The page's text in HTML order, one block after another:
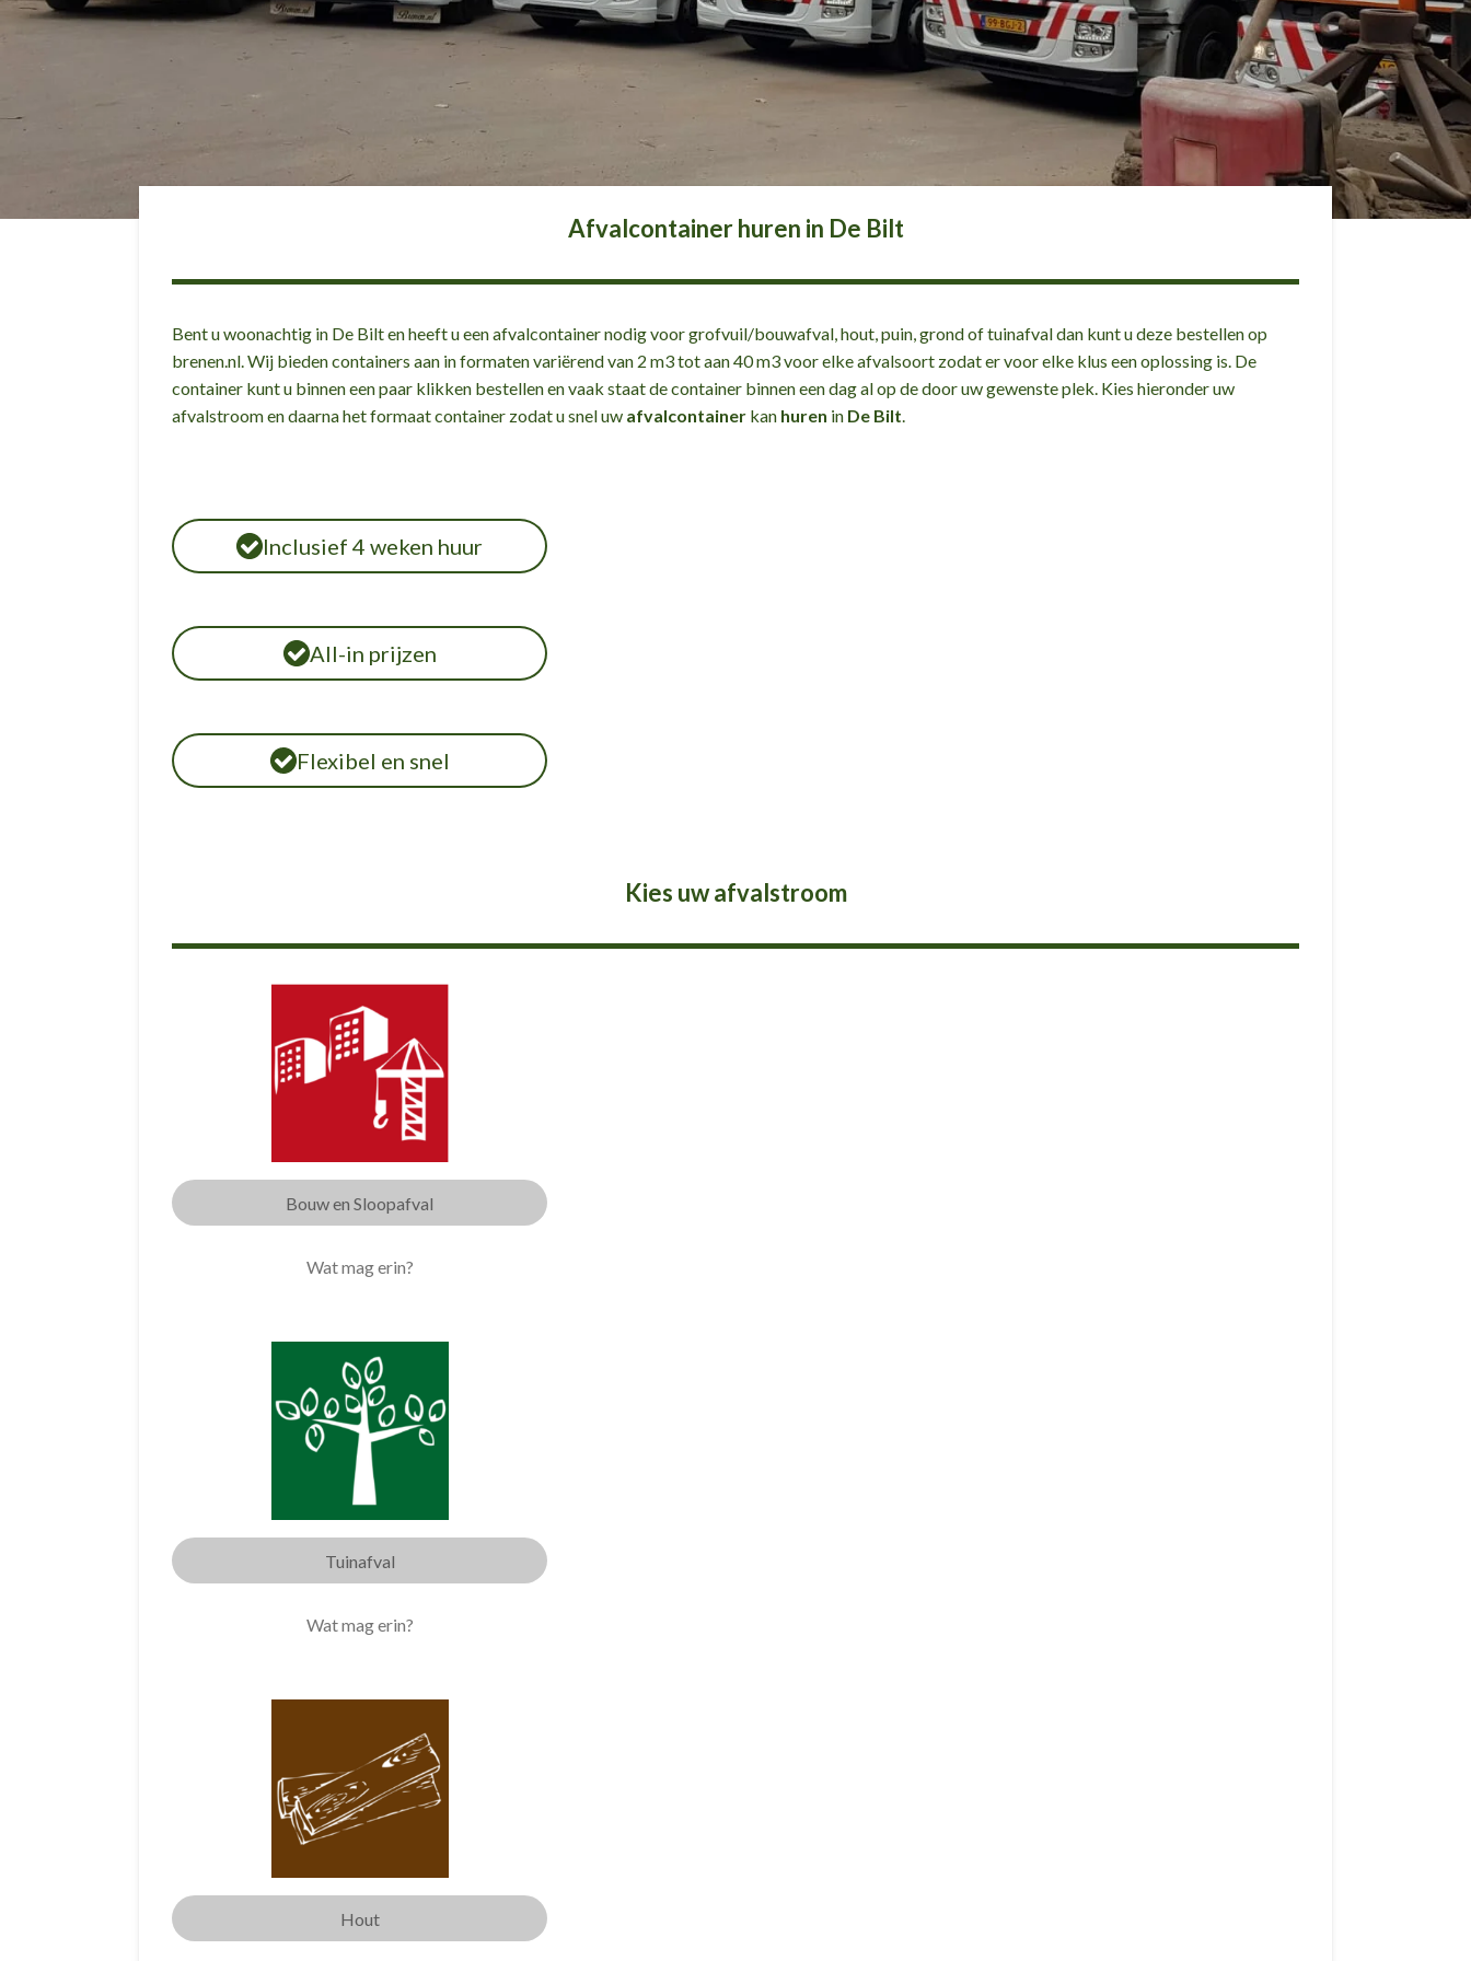
Afvalcontainer huren in De Bilt
Bent u woonachtig in De Bilt en heeft u een afvalcontainer nodig voor grofvuil/bouwafval, hout, puin, grond of tuinafval dan kunt u deze bestellen op
brenen.nl. Wij bieden containers aan in formaten variërend van 2 m3 tot aan 40 m3 voor elke afvalsoort zodat er voor elke klus een oplossing is. De
container kunt u binnen een paar klikken bestellen en vaak staat de container binnen een dag al op de door uw gewenste plek. Kies hieronder uw
afvalstroom en daarna het formaat container zodat u snel uw afvalcontainer kan huren in De Bilt.
Inclusief 4 weken huur
All-in prijzen
Flexibel en snel
Kies uw afvalstroom
Bouw en Sloopafval
Wat mag erin?
Tuinafval
Wat mag erin?
Hout